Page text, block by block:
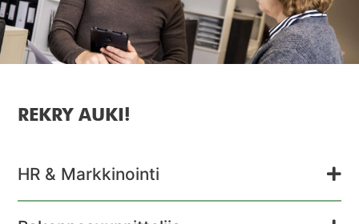
REKRY AUKI!
HR & Markkinointi